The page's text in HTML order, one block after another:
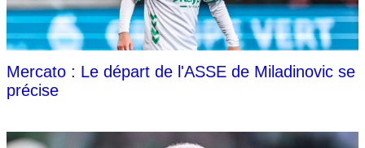
Mercato : Le départ de l'ASSE de Miladinovic se
précise